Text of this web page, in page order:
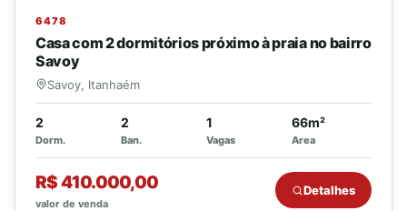
6478
Casa com 2 dormitórios próximo à praia no bairro
Savoy
Savoy, Itanhaém
2
Dorm.
2
Ban.
1
Vagas
66m²
Area
R$ 410.000,00
valor de venda
Detalhes